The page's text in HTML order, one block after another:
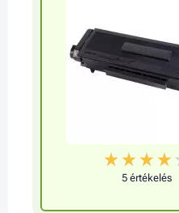
5 értékelés